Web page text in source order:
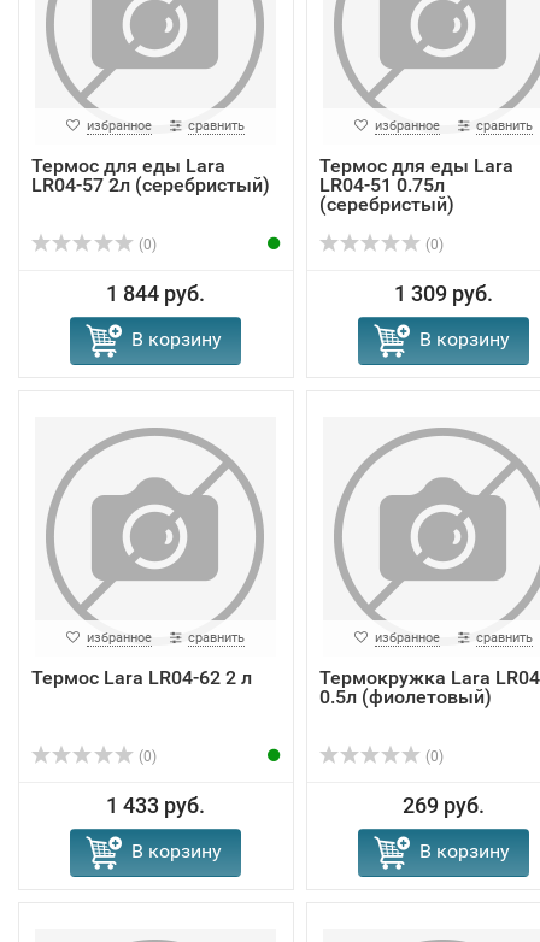
избранное сравнить
Термос для еды Lara
LR04-57 2л (серебристый)
(0)
1 844 руб.
В корзину
избранное сравнить
Термос для еды Lara
LR04-51 0.75л
(серебристый)
(0)
1 309 руб.
В корзину
избранное сравнить
Термос Lara LR04-62 2 л
(0)
1 433 руб.
В корзину
избранное сравнить
Термокружка Lara
0.5л (фиолетовый)
(0)
269 руб.
В корзину